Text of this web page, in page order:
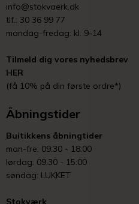
info@stokvaerk.dk
tlf.: 30 36 99 77
mandag-fredag: kl. 9-14
Tilmeld dig vores nyhedsbrev
HER
(få 10% på din første ordre*)
Åbningstider
Buitikkens åbningtider
man-fre: 09:30 - 18:00
lørdag: 09:30 - 15:00
søndag: LUKKET
Stokværk